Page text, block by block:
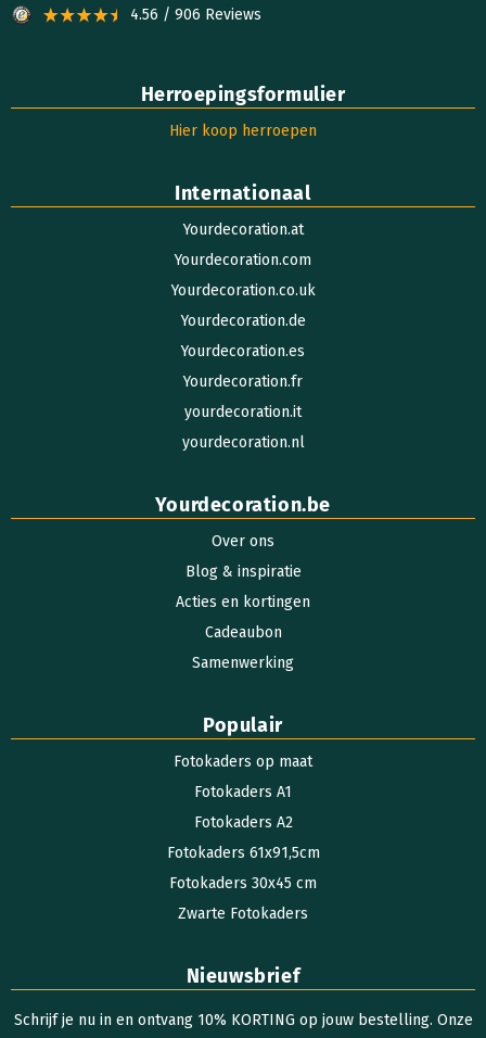
4.56 / 906 Reviews
Herroepingsformulier
Hier koop herroepen
Internationaal
Yourdecoration.at
Yourdecoration.com
Yourdecoration.co.uk
Yourdecoration.de
Yourdecoration.es
Yourdecoration.fr
yourdecoration.it
yourdecoration.nl
Yourdecoration.be
Over ons
Blog & inspiratie
Acties en kortingen
Cadeaubon
Samenwerking
Populair
Fotokaders op maat
Fotokaders A1
Fotokaders A2
Fotokaders 61x91,5cm
Fotokaders 30x45 cm
Zwarte Fotokaders
Nieuwsbrief
Schrijf je nu in en ontvang 10% KORTING op jouw bestelling. Onze